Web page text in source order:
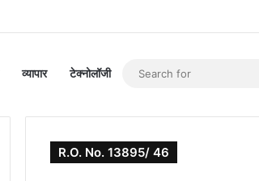
व्यापार टेक्नोलॉजी
R.O. No. 13895/ 46